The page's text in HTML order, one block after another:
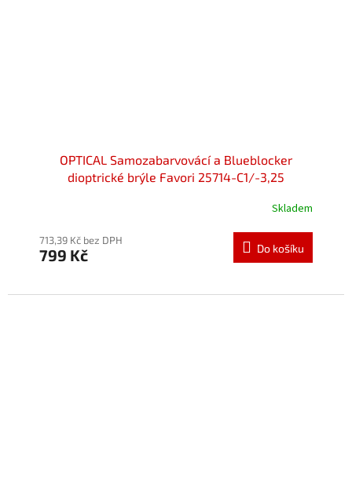
OPTICAL Samozabarvovácí a Blueblocker
dioptrické brýle Favori 25714-C1/-3,25
Skladem
713,39 Kč bez DPH
799 Kč Do košíku